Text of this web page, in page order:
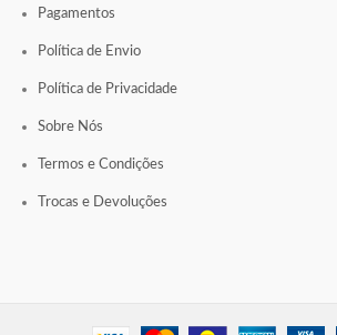
Pagamentos
Política de Envio
Política de Privacidade
Sobre Nós
Termos e Condições
Trocas e Devoluções